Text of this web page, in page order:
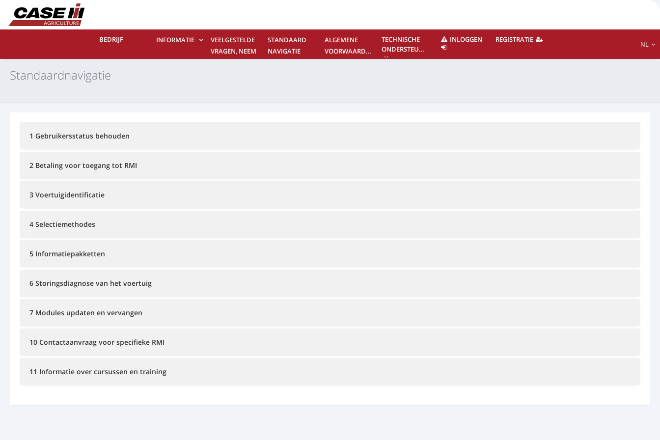
BEDRIJF INFORMATIE
VEELGESTELDE
VRAGEN, NEEM
STANDAARD
NAVIGATIE
ALGEMENE
VOORWAARDEN
TECHNISCHE
ONDERSTEUNING
INLOGGEN REGISTRATIE
NL
Standaardnavigatie
1 Gebruikersstatus behouden
2 Betaling voor toegang tot RMI
3 Voertuigidentificatie
4 Selectiemethodes
5 Informatiepakketten
6 Storingsdiagnose van het voertuig
7 Modules updaten en vervangen
10 Contactaanvraag voor specifieke RMI
11 Informatie over cursussen en training